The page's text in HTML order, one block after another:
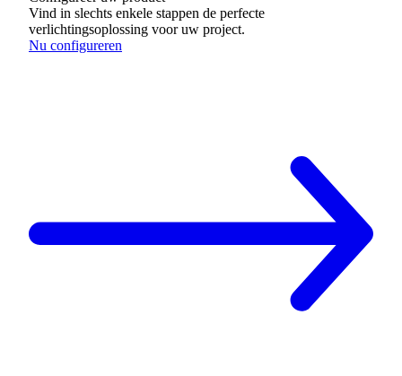
Vind in slechts enkele stappen de perfecte
verlichtingsoplossing voor uw project.
Nu configureren